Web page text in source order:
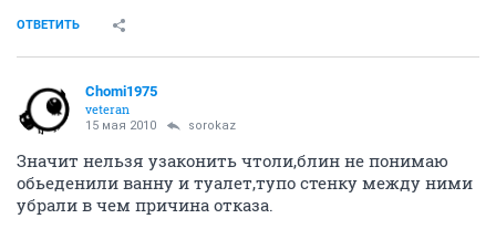
ОТВЕТИТЬ
Chomi1975
veteran
15 мая 2010 sorokaz
Значит нельзя узаконить чтоли,блин не понимаю
обьеденили ванну и туалет,тупо стенку между ними
убрали в чем причина отказа.